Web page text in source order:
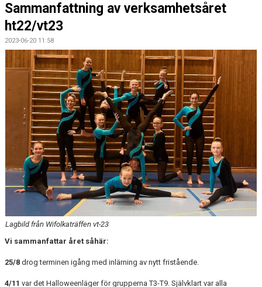
Sammanfattning av verksamhetsåret
ht22/vt23
2023-06-20 11:58
Lagbild från Wifolkaträffen vt-23
Vi sammanfattar året såhär:
25/8 drog terminen igång med inlärning av nytt fristående.
4/11 var det Halloweenläger för grupperna T3-T9. Självklart var alla